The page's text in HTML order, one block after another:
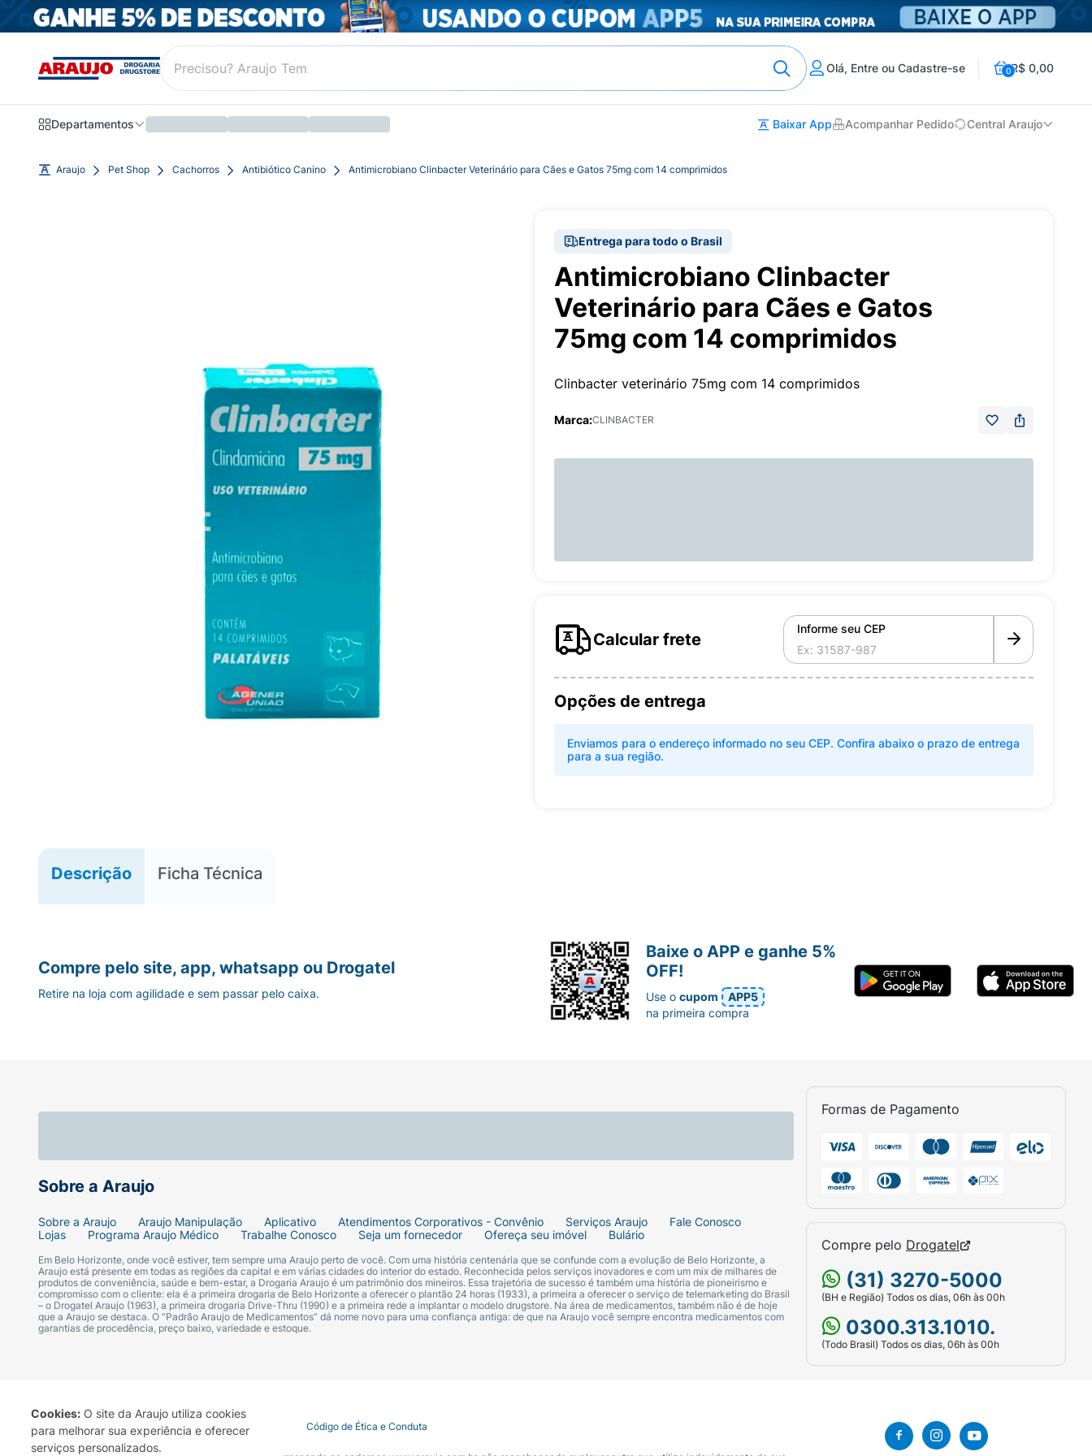
Cookies: O site da Araujo utiliza cookies
para melhorar sua experiência e oferecer
serviços personalizados.
Olá, Entre ou Cadastre-se 0R$ 0,00
Departamentos Baixar App Acompanhar Pedido Central Araujo
Araujo Pet Shop Cachorros Antibiótico Canino Antimicrobiano Clinbacter Veterinário para Cães e Gatos 75mg com 14 comprimidos
Entrega para todo o Brasil
Antimicrobiano Clinbacter
Veterinário para Cães e Gatos
75mg com 14 comprimidos
Clinbacter veterinário 75mg com 14 comprimidos
Marca:CLINBACTER
Calcular frete
Informe seu CEP
Opções de entrega
Enviamos para o endereço informado no seu CEP. Confira abaixo o prazo de entrega
para a sua região.
Descrição Ficha Técnica
Sobre a Araujo
Sobre a Araujo Araujo Manipulação Aplicativo Atendimentos Corporativos - Convênio Serviços Araujo
Fale Conosco
Lojas
Programa Araujo Médico Trabalhe Conosco Seja um fornecedor Ofereça seu imóvel Bulário
Em Belo Horizonte, onde você estiver, tem sempre uma Araujo perto de você. Com uma história centenária que se confunde com a evolução de Belo Horizonte, a
Araujo está presente em todas as regiões da capital e em várias cidades do interior do estado. Reconhecida pelos serviços inovadores e com um mix de milhares de
produtos de conveniência, saúde e bem-estar, a Drogaria Araujo é um patrimônio dos mineiros. Essa trajetória de sucesso é também uma história de pioneirismo e
compromisso com o cliente: ela é a primeira drogaria de Belo Horizonte a oferecer o plantão 24 horas (1933), a primeira a oferecer o serviço de telemarketing do Brasil
– o Drogatel Araujo (1963), a primeira drogaria Drive-Thru (1990) e a primeira rede a implantar o modelo drugstore. Na área de medicamentos, também não é de hoje
que a Araujo se destaca. O “Padrão Araujo de Medicamentos” dá nome novo para uma confiança antiga: de que na Araujo você sempre encontra medicamentos com
garantias de procedência, preço baixo, variedade e estoque.
Formas de Pagamento
Compre pelo Drogatel
(31) 3270-5000
(BH e Região) Todos os dias, 06h às 00h
0300.313.1010.
(Todo Brasil) Todos os dias, 06h às 00h
Compre pelo site, app, whatsapp ou Drogatel
Retire na loja com agilidade e sem passar pelo caixa.
Baixe o APP e ganhe 5%
OFF!
Use ocupom
APP5
na primeira compra
Termo de Uso Portal da Privacidade Covid-19 Código de Ética e Conduta